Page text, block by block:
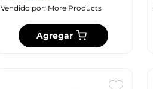
Vendido por: More Products
Agregar